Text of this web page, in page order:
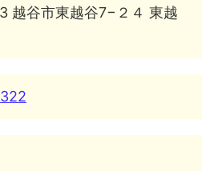
越谷市東越谷7−２４ 東越